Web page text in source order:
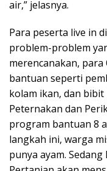
air,” jelasnya.
Para peserta live in
problem-problem
merencanakan,
bantuan seperti
kolam ikan, dan
Peternakan dan
program bantuan 8
langkah ini, warga
punya ayam.